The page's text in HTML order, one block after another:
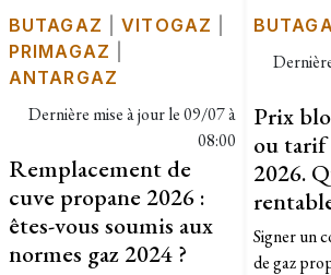
BUTAGAZ |VITOGAZ
PRIMAGAZ
ANTARGAZ
Dernière mise à jour le09/07 à
08:00
Remplacement de
cuve propane 2026 :
êtes-vous soumis aux
normes gaz 2024 ?
Prix
ou
2026.
Signer un
de gaz